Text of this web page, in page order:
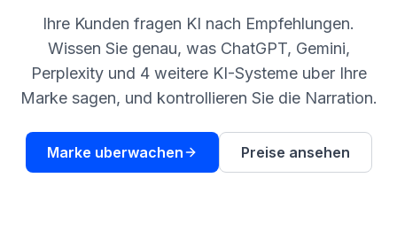
Tracking
Keyword-
Intelligenz
HANDELN
Content
Engine
Preise
Demo
buchen
Ihre Kunden fragen KI nach Empfehlungen.
Wissen Sie genau, was ChatGPT, Gemini,
Perplexity und 4 weitere KI-Systeme uber Ihre
Marke sagen, und kontrollieren Sie die Narration.
Marke uberwachen Preise ansehen